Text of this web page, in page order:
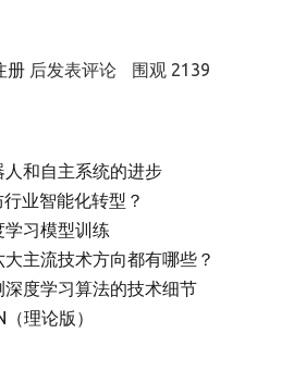
册 后发表评论 围观 2139
人和自主系统的进步
业智能化转型？
习模型训练
主流技术方向都有哪些？
度学习算法的技术细节
理论版）